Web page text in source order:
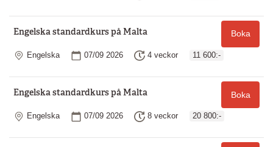
Engelska standardkurs på Malta Boka
Plats
Engelska Startdatum
07/09 2026 Längd
4 veckor 11 600:-
Engelska standardkurs på Malta Boka
Plats
Engelska Startdatum
07/09 2026 Längd
8 veckor 20 800:-